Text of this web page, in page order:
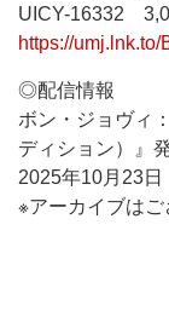
UICY-16332
https://
◎配信情報
ボン・ジョヴィ
ディション）』
2025年10月23日
※アーカイブはご